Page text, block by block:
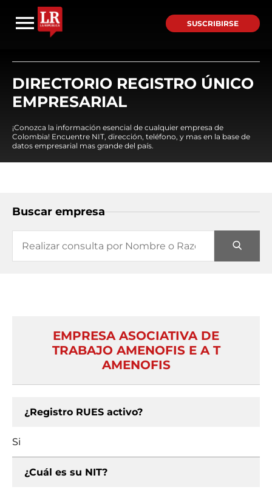
SUSCRIBIRSE
DIRECTORIO REGISTRO ÚNICO
EMPRESARIAL
¡Conozca la información esencial de cualquier empresa de
Colombia! Encuentre NIT, dirección, teléfono, y mas en la base de
datos empresarial mas grande del país.
Buscar empresa
EMPRESA ASOCIATIVA DE
TRABAJO AMENOFIS E A T
AMENOFIS
¿Registro RUES activo?
Si
¿Cuál es su NIT?